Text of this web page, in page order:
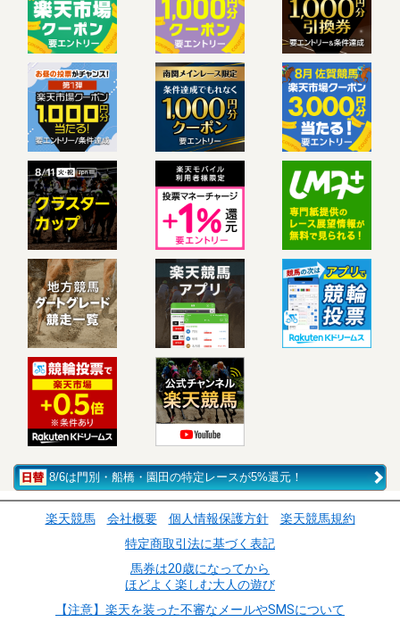
8/6は門別・船橋・園田の特定レースが5%還元！
楽天競馬 会社概要 個人情報保護方針
楽天競馬規約
特定商取引法に基づく表記
馬券は20歳になってから
ほどよく楽しむ大人の遊び
【注意】楽天を装った不審なメールやSMSについて